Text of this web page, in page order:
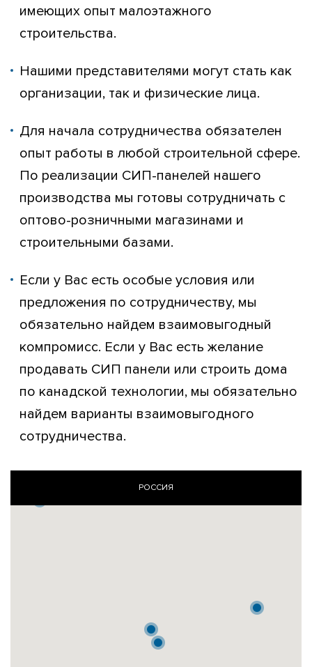
имеющих опыт малоэтажного
строительства.
Нашими представителями могут стать как
организации, так и физические лица.
Для начала сотрудничества обязателен
опыт работы в любой строительной сфере.
По реализации СИП-панелей нашего
производства мы готовы сотрудничать с
оптово-розничными магазинами и
строительными базами.
Если у Вас есть особые условия или
предложения по сотрудничеству, мы
обязательно найдем взаимовыгодный
компромисс. Если у Вас есть желание
продавать СИП панели или строить дома
по канадской технологии, мы обязательно
найдем варианты взаимовыгодного
сотрудничества.
РОССИЯ